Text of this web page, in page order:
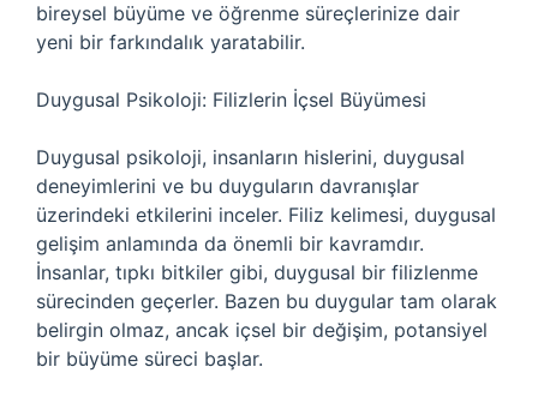
bireysel büyüme ve öğrenme süreçlerinize dair
yeni bir farkındalık yaratabilir.
Duygusal Psikoloji: Filizlerin İçsel Büyümesi
Duygusal psikoloji, insanların hislerini, duygusal
deneyimlerini ve bu duyguların davranışlar
üzerindeki etkilerini inceler. Filiz kelimesi, duygusal
gelişim anlamında da önemli bir kavramdır.
İnsanlar, tıpkı bitkiler gibi, duygusal bir filizlenme
sürecinden geçerler. Bazen bu duygular tam olarak
belirgin olmaz, ancak içsel bir değişim, potansiyel
bir büyüme süreci başlar.